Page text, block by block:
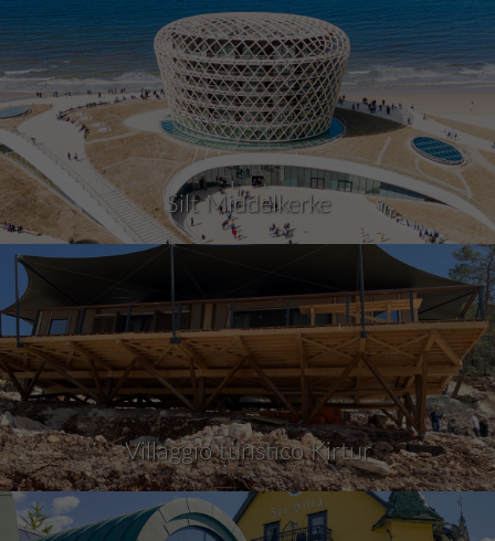
Silt Middelkerke
Villaggio turistico Kirtur